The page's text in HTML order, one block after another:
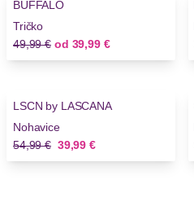
BUFFALO
Tričko
Stará cena
49,99 € odNová cena
39,99 €
LSCN by LASCANA
Nohavice
Stará cena
54,99 € Nová cena
39,99 €